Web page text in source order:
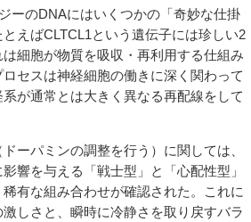
ーのDNAにはいくつかの「奇妙な仕掛
えばCLTCL1という遺伝子には珍しい2
細胞が物質を吸収・再利用する仕組み
セスは神経細胞の働きに深く関わって
が通常とは大きく異なる再配線をして
ーパミンの調整を行う）に関しては、
響を与える「戦士型」と「心配性型」
有な組み合わせが確認された。これに
しさと、瞬時に冷静さを取り戻すバラ